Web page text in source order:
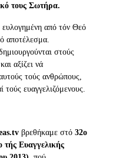
τους Σωτήρα.
ευλογημένη από τόν Θεό
αποτέλεσμα.
στούς
αξίζει νά
τούς ανθρώπους,
τούς ευαγγελιζόμενους.
.tv βρεθήκαμε στό 32ο
τής Ευαγγελικής